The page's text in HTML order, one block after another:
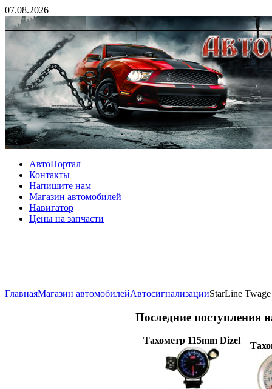
07.08.2026
АвтоПортал
Контакты
Напишите нам
Магазин автомобилей
Навигатор
Цены на запчасти
ГлавнаяМагазин автомобилейАвтосигнализацииStarLine
Последние поступления
Тахометр 115mm Dizel